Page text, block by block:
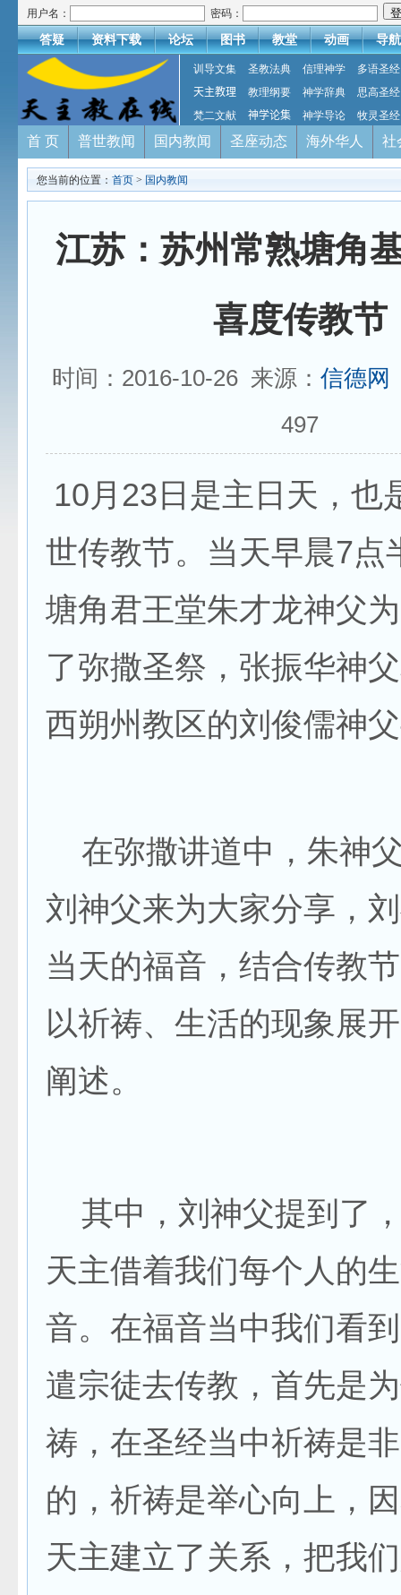
用户名： 密码：
答疑 资料下载 论坛 图书 教堂 动画 导航
训导文集 圣教法典 信理神学
多语圣经
天主教理
教理纲要 神学辞典
思高圣经
梵二文献
神学论集 神学导论 牧灵圣经
首 页 普世教闻 国内教闻 圣座动态 海外华人 社
您当前的位置： 首页 > 国内教闻
江苏：苏州常熟塘角
喜度传教节
时间：2016-10-26 来源： 信德网
497
10月23日是主日天，也
世传教节。当天早晨7点
塘角君王堂朱才龙神父
了弥撒圣祭，张振华神
西朔州教区的刘俊儒神
在弥撒讲道中，朱神
刘神父来为大家分享，
当天的福音，结合传教
以祈祷、生活的现象展
阐述。
其中，刘神父提到了
天主借着我们每个人的
音。在福音当中我们看
遣宗徒去传教，首先是
祷，在圣经当中祈祷是
的，祈祷是举心向上，
天主建立了关系，把我